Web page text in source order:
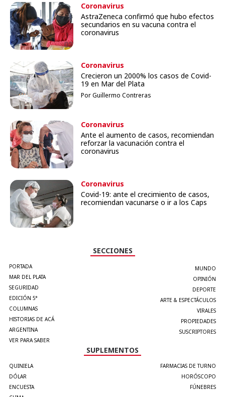
Coronavirus
AstraZeneca confirmó que hubo efectos
secundarios en su vacuna contra el
coronavirus
Coronavirus
Crecieron un 2000% los casos de Covid-
19 en Mar del Plata
Por Guillermo Contreras
Coronavirus
Ante el aumento de casos, recomiendan
reforzar la vacunación contra el
coronavirus
Coronavirus
Covid-19: ante el crecimiento de casos,
recomiendan vacunarse o ir a los Caps
SECCIONES
PORTADA
MAR DEL PLATA
SEGURIDAD
EDICIÓN 5°
COLUMNAS
HISTORIAS DE ACÁ
ARGENTINA
VER PARA SABER
MUNDO
OPINIÓN
DEPORTE
ARTE & ESPECTÁCULOS
VIRALES
PROPIEDADES
SUSCRIPTORES
SUPLEMENTOS
QUINIELA
DÓLAR
ENCUESTA
FARMACIAS DE TURNO
HORÓSCOPO
FÚNEBRES